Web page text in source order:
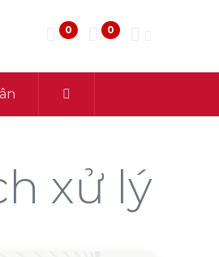
0 0
xử lý